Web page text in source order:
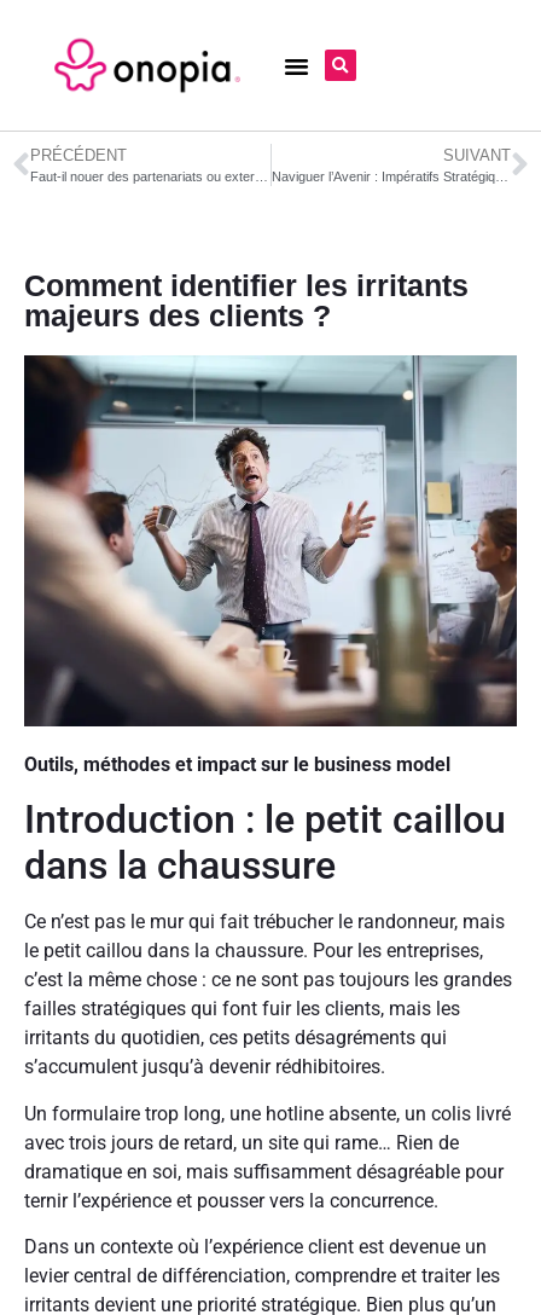
PRÉCÉDENT SUIVANT
Naviguer l’Avenir : Impératifs Stratégiques pour la Pérennité des Entreprises à l’Ère des Technologies Émergentes (Perspectives 2025)
Comment identifier les irritants
majeurs des clients ?
Outils, méthodes et impact sur le business model
Introduction : le petit caillou
dans la chaussure
Ce n’est pas le mur qui fait trébucher le randonneur, mais
le petit caillou dans la chaussure. Pour les entreprises,
c’est la même chose : ce ne sont pas toujours les grandes
failles stratégiques qui font fuir les clients, mais les
irritants du quotidien, ces petits désagréments qui
s’accumulent jusqu’à devenir rédhibitoires.
Un formulaire trop long, une hotline absente, un colis livré
avec trois jours de retard, un site qui rame… Rien de
dramatique en soi, mais suffisamment désagréable pour
ternir l’expérience et pousser vers la concurrence.
Dans un contexte où l’expérience client est devenue un
levier central de différenciation, comprendre et traiter les
irritants devient une priorité stratégique. Bien plus qu’un